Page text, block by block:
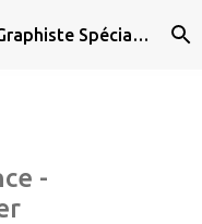
principal Création Logo Immobilier | Graphiste Spécialisé
-